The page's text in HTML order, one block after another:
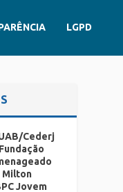
LGPD
Cederj
Milton
Jovem